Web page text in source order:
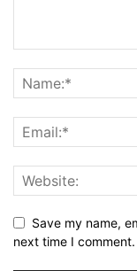
Save my name,
next time I comment.